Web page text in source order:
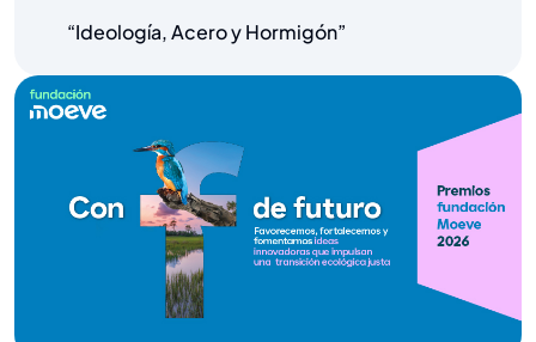
“Ideología, Acero y Hormigón”